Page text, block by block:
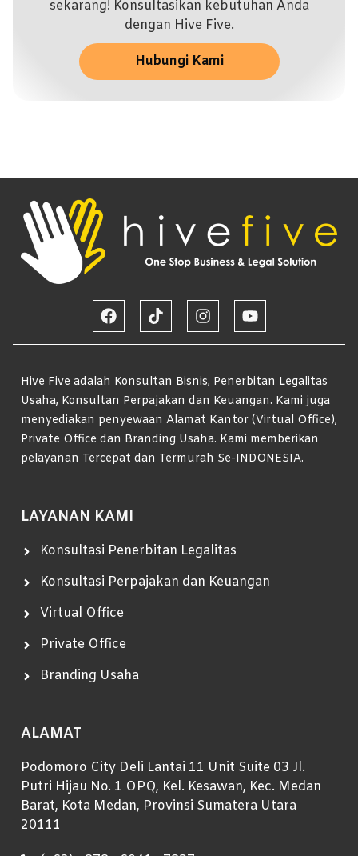
sekarang! Konsultasikan kebutuhan Anda
dengan Hive Five.
Hubungi Kami
Hive Five adalah Konsultan Bisnis, Penerbitan Legalitas
Usaha, Konsultan Perpajakan dan Keuangan. Kami juga
menyediakan penyewaan Alamat Kantor (Virtual Office),
Private Office dan Branding Usaha. Kami memberikan
pelayanan Tercepat dan Termurah Se-INDONESIA.
LAYANAN KAMI
Konsultasi Penerbitan Legalitas
Konsultasi Perpajakan dan Keuangan
Virtual Office
Private Office
Branding Usaha
ALAMAT
Podomoro City Deli Lantai 11 Unit Suite 03 Jl.
Putri Hijau No. 1 OPQ, Kel. Kesawan, Kec. Medan
Barat, Kota Medan, Provinsi Sumatera Utara
20111